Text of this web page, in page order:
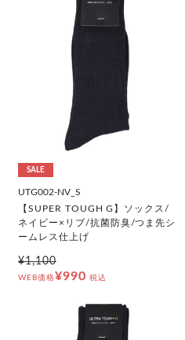
SALE
UTG002-NV_S
【SUPER TOUGH G】ソックス/
ネイビー×リブ/抗菌防臭/つま先シ
ームレス仕上げ
¥1,100
WEB価格¥990 税込